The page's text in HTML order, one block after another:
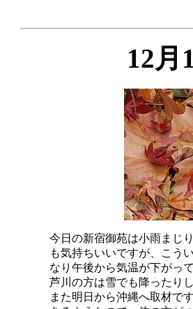
12月
今日の新宿御苑は小雨まじ
も気持ちいいですが、こう
なり午後から気温が下がっ
芦川の方は雪でも降ったり
また明日から沖縄へ取材で